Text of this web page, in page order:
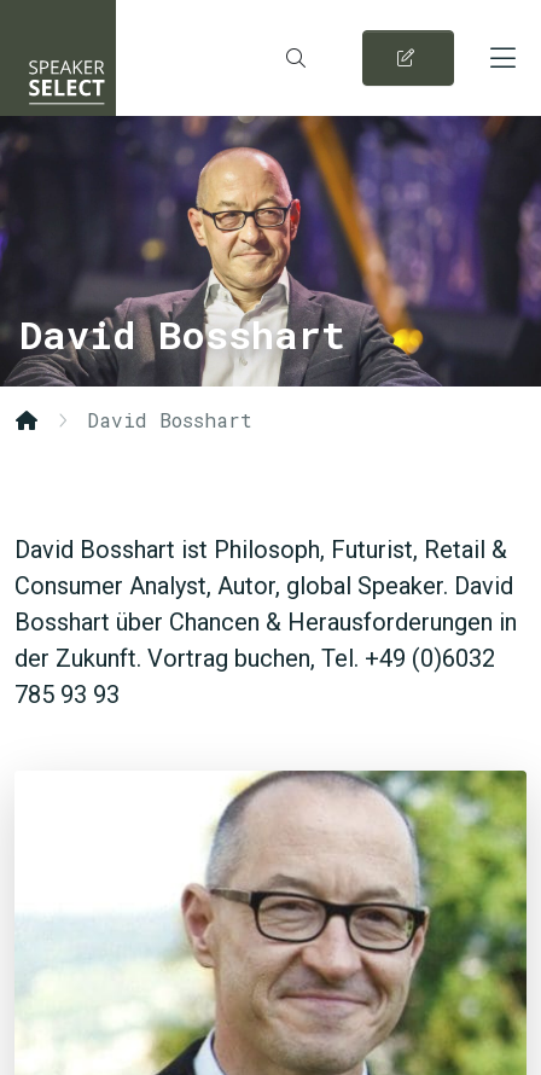
David Bosshart
David Bosshart
David Bosshart ist Philosoph, Futurist, Retail &
Consumer Analyst, Autor, global Speaker. David
Bosshart über Chancen & Herausforderungen in
der Zukunft. Vortrag buchen, Tel. +49 (0)6032
785 93 93
JETZT SUCHEN